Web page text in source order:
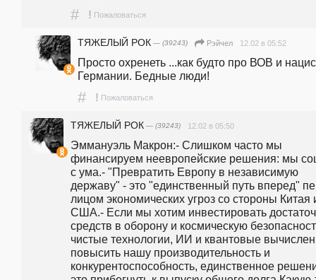
# ! Пожаловаться
ТЯЖЕЛЫЙ РОК — (39243) Рэйчел 12.02 в 05:52
Просто охренеть ...как будто про ВОВ и
Германии. Бедные люди!
# ! Пожаловаться
ТЯЖЕЛЫЙ РОК — (39243) 12.02 в 05:50
Эммануэль Макрон:- Слишком часто мы
финансируем неевропейские решения: мы
с ума.- "Превратить Европу в независимую
державу" - это "единственный путь вперед"
лицом экономических угроз со стороны Китая
США.- Если мы хотим инвестировать
средств в оборону и космическую
чистые технологии, ИИ и квантовые
повысить нашу производительность и
конкурентоспособность, единственное